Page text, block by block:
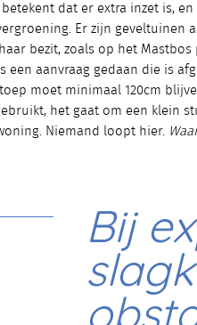
dat er extra inzet is,
Er zijn geveltuinen
bezit, zoals op het
een aanvraag gedaan die is
moet minimaal 120cm
het gaat om een klein
Niemand loopt hier.
Bij